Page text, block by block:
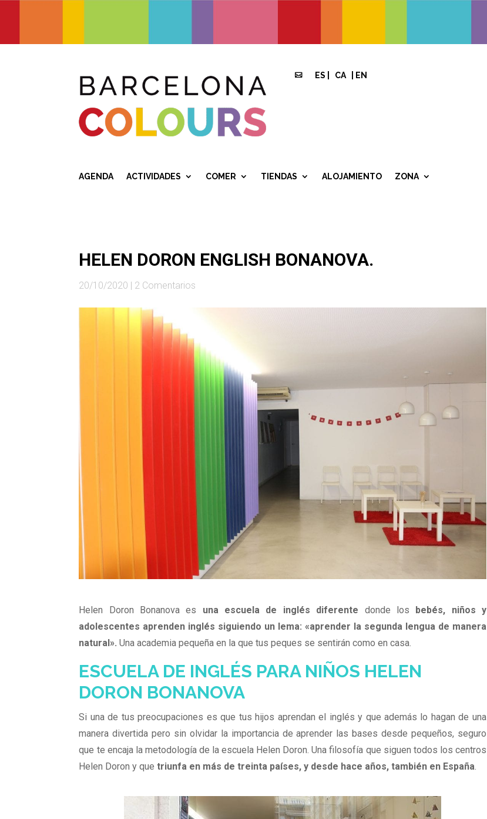
 ES CA EN
AGENDA ACTIVIDADES COMER TIENDAS ALOJAMIENTO ZONA
HELEN DORON ENGLISH BONANOVA.
20/10/2020 | 2 Comentarios
Helen Doron Bonanova es una escuela de inglés diferente donde los
bebés, niños y
adolescentes aprenden inglés siguiendo un lema: «aprender la segunda lengua de manera
natural».Una academia pequeña en la que tus peques se sentirán como en casa.
ESCUELA DE INGLÉS PARA NIÑOS HELEN
DORON BONANOVA
Si una de tus preocupaciones es que tus hijos aprendan el inglés y que además lo hagan de una
manera divertida pero sin olvidar la importancia de aprender las bases desde pequeños, seguro
que te encaja la metodología de la escuela Helen Doron. Una filosofía que siguen todos los centros
Helen Doron y que triunfa en más de treinta países, y desde hace años, también en España.